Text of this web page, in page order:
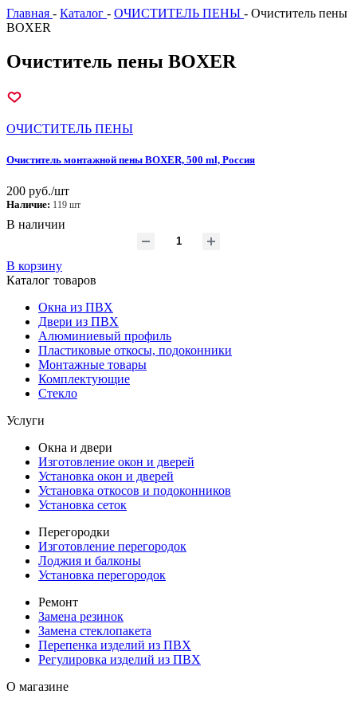
Главная - Каталог - ОЧИСТИТЕЛЬ ПЕНЫ - Очиститель пены
BOXER
Очиститель пены BOXER
ОЧИСТИТЕЛЬ ПЕНЫ
Очиститель монтажной пены BOXER, 500 ml, Россия
200 руб./шт
Наличие: 119 шт
В наличии
В корзину
Каталог товаров
Окна из ПВХ
Двери из ПВХ
Алюминиевый профиль
Пластиковые откосы, подоконники
Монтажные товары
Комплектующие
Стекло
Услуги
Окна и двери
Изготовление окон и дверей
Установка окон и дверей
Установка откосов и подоконников
Установка сеток
Перегородки
Изготовление перегородок
Лоджия и балконы
Установка перегородок
Ремонт
Замена резинок
Замена стеклопакета
Перепенка изделий из ПВХ
Регулировка изделий из ПВХ
О магазине